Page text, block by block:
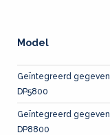
Model
Geïntegreerd
DP5800
Geïntegreerd
DP8800